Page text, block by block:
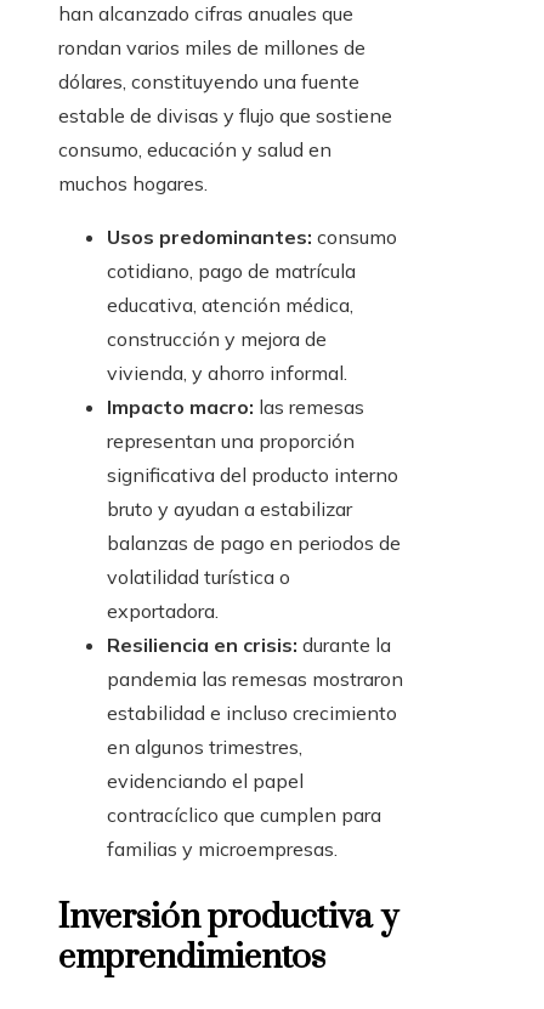
han alcanzado cifras anuales que
rondan varios miles de millones de
dólares, constituyendo una fuente
estable de divisas y flujo que sostiene
consumo, educación y salud en
muchos hogares.
Usos predominantes: consumo
cotidiano, pago de matrícula
educativa, atención médica,
construcción y mejora de
vivienda, y ahorro informal.
Impacto macro: las remesas
representan una proporción
significativa del producto interno
bruto y ayudan a estabilizar
balanzas de pago en periodos de
volatilidad turística o
exportadora.
Resiliencia en crisis: durante la
pandemia las remesas mostraron
estabilidad e incluso crecimiento
en algunos trimestres,
evidenciando el papel
contracíclico que cumplen para
familias y microempresas.
Inversión productiva y
emprendimientos